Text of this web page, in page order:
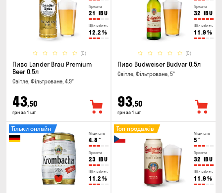
Гіркота
21 IBU
Щільність
12.2 %
(0)
Пиво Lander Brau Premium
Beer 0.5л
Світле, Фільтроване, 4.9°
43,50
грн за 1 шт
Гіркота
32 IBU
Щільність
11.9 %
(0)
Пиво Budweiser Budvar 0.5л
Світле, Фільтроване, 5°
93,50
грн за 1 шт
Міцність
4.8 °
Гіркота
23 IBU
Щільність
11.2 %
Тільки онлайн
Міцність
5 °
Гіркота
32 IBU
Щільність
11.9 %
Топ продажів